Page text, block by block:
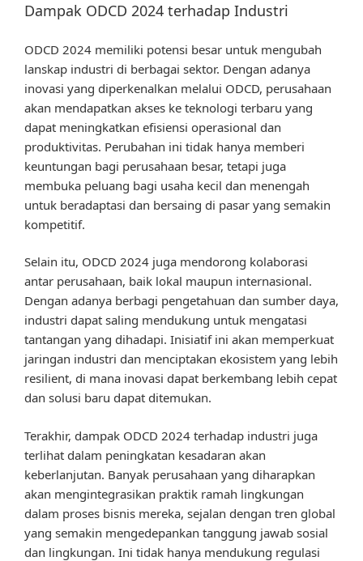
Dampak ODCD 2024 terhadap Industri
ODCD 2024 memiliki potensi besar untuk mengubah
lanskap industri di berbagai sektor. Dengan adanya
inovasi yang diperkenalkan melalui ODCD, perusahaan
akan mendapatkan akses ke teknologi terbaru yang
dapat meningkatkan efisiensi operasional dan
produktivitas. Perubahan ini tidak hanya memberi
keuntungan bagi perusahaan besar, tetapi juga
membuka peluang bagi usaha kecil dan menengah
untuk beradaptasi dan bersaing di pasar yang semakin
kompetitif.
Selain itu, ODCD 2024 juga mendorong kolaborasi
antar perusahaan, baik lokal maupun internasional.
Dengan adanya berbagi pengetahuan dan sumber daya,
industri dapat saling mendukung untuk mengatasi
tantangan yang dihadapi. Inisiatif ini akan memperkuat
jaringan industri dan menciptakan ekosistem yang lebih
resilient, di mana inovasi dapat berkembang lebih cepat
dan solusi baru dapat ditemukan.
Terakhir, dampak ODCD 2024 terhadap industri juga
terlihat dalam peningkatan kesadaran akan
keberlanjutan. Banyak perusahaan yang diharapkan
akan mengintegrasikan praktik ramah lingkungan
dalam proses bisnis mereka, sejalan dengan tren global
yang semakin mengedepankan tanggung jawab sosial
dan lingkungan. Ini tidak hanya mendukung regulasi